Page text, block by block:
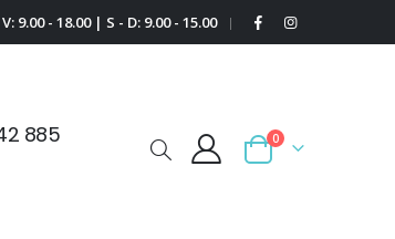
9.00 - 18.00 | S - D: 9.00 - 15.00 |
885
Cart
0